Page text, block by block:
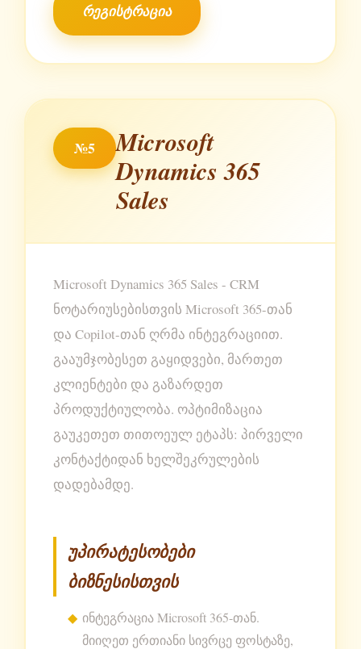
რეგისტრაცია
№5
Microsoft
Dynamics 365
Sales
Microsoft Dynamics 365 Sales - CRM
ნოტარიუსებისთვის Microsoft 365-თან
და Copilot-თან ღრმა ინტეგრაციით.
გააუმჯობესეთ გაყიდვები, მართეთ
კლიენტები და გაზარდეთ
პროდუქტიულობა. ოპტიმიზაცია
გაუკეთეთ თითოეულ ეტაპს: პირველი
კონტაქტიდან ხელშეკრულების
დადებამდე.
უპირატესობები
ბიზნესისთვის
ინტეგრაცია Microsoft 365-თან.
მიიღეთ ერთიანი სივრცე ფოსტაზე,